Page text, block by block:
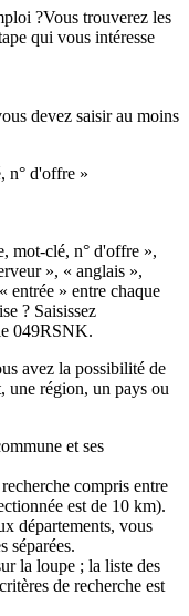
?Vous trouverez les
qui vous intéresse
devez saisir au moins
n° d'offre »
mot-clé, n° d'offre »,
», « anglais »,
entrée » entre chaque
? Saisissez
049RSNK.
avez la possibilité de
une région, un pays ou
et ses
compris entre
est de 10 km).
départements, vous
séparées.
la loupe ; la liste des
de recherche est